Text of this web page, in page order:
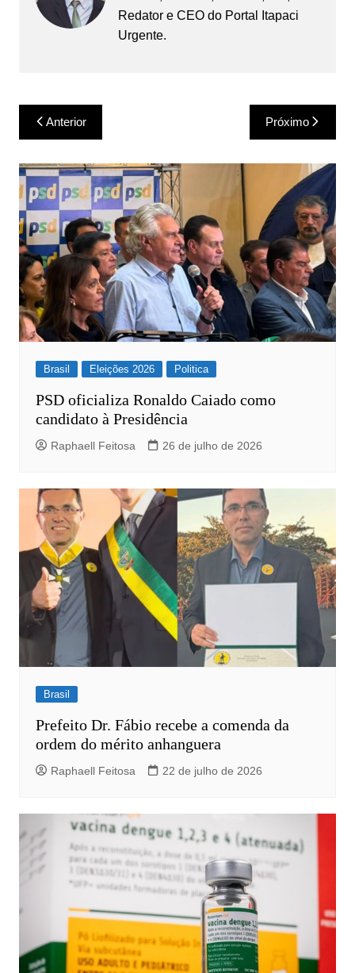
Redator e CEO do Portal Itapaci
Urgente.
Navegação
de
Post
Anterior Próximo
Brasil Eleições 2026 Politica
PSD oficializa Ronaldo Caiado como
candidato à Presidência
Raphaell Feitosa 26 de julho de 2026
Brasil
Prefeito Dr. Fábio recebe a comenda da
ordem do mérito anhanguera
Raphaell Feitosa 22 de julho de 2026